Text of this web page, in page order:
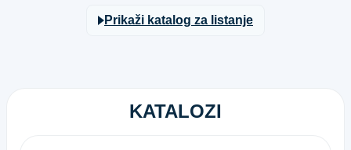
Prikaži katalog za listanje
KATALOZI